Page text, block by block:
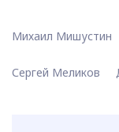
Михаил Мишустин
Сергей Меликов